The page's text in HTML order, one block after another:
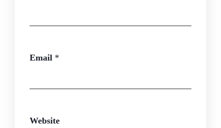
Email *
Website